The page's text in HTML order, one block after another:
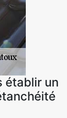
établir un